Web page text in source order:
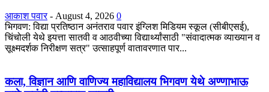
आकाश पवार - August 4, 2026 0
भिगवण: विद्या प्रतिष्ठान अनंतराव पवार इंग्लिश मिडियम स्कूल (सीबीएसई),
चिंचोली येथे इयत्ता सातवी व आठवीच्या विद्यार्थ्यांसाठी "संवादात्मक व्याख्यान व
सूक्ष्मदर्शक निरीक्षण सत्र" उत्साहपूर्ण वातावरणात पार...
कला, विज्ञान आणि वाणिज्य महाविद्यालय भिगवण येथे अण्णाभाऊ